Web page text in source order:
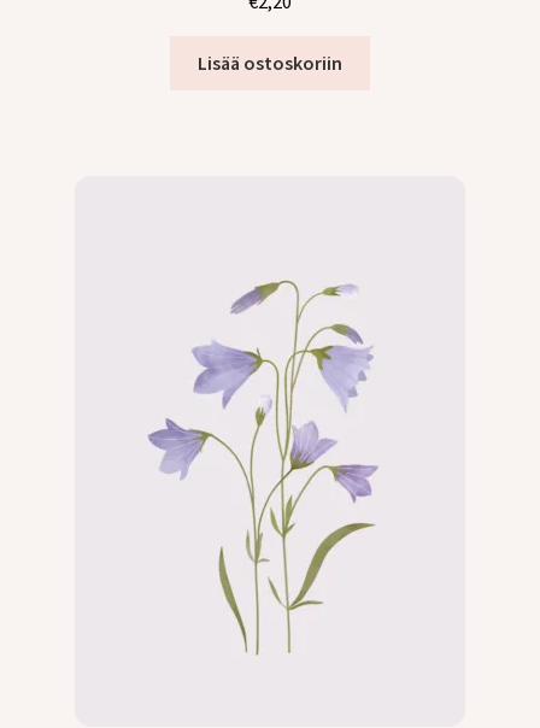
Lisää ostoskoriin